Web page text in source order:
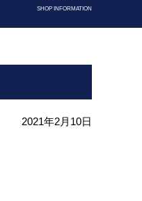
SHOP INFORMATION
2021年2月10日